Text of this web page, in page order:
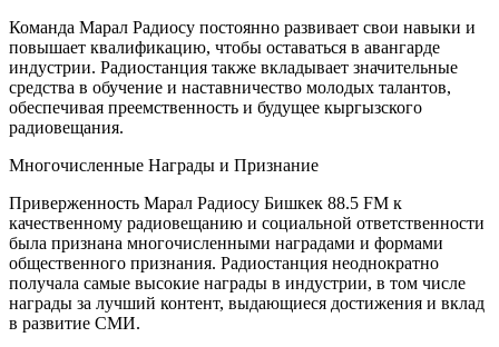
Команда Марал Радиосу постоянно развивает свои навыки и
повышает квалификацию, чтобы оставаться в авангарде
индустрии. Радиостанция также вкладывает значительные
средства в обучение и наставничество молодых талантов,
обеспечивая преемственность и будущее кыргызского
радиовещания.
Многочисленные Награды и Признание
Приверженность Марал Радиосу Бишкек 88.5 FM к
качественному радиовещанию и социальной ответственности
была признана многочисленными наградами и формами
общественного признания. Радиостанция неоднократно
получала самые высокие награды в индустрии, в том числе
награды за лучший контент, выдающиеся достижения и вклад
в развитие СМИ.